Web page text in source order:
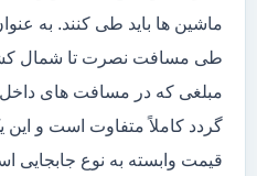
ماشین ها باید طی کنند. به
طی مسافت نصرت تا شمال کشور
مبلغی که در مسافت های
گردد کاملاً متفاوت است و این
قیمت وابسته به نوع جابجایی